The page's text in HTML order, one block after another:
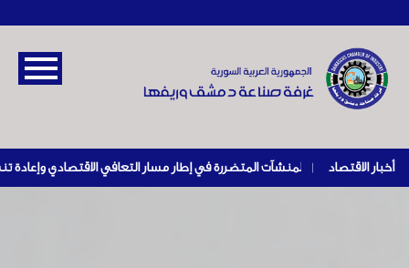
أخبار الاقتصاد |